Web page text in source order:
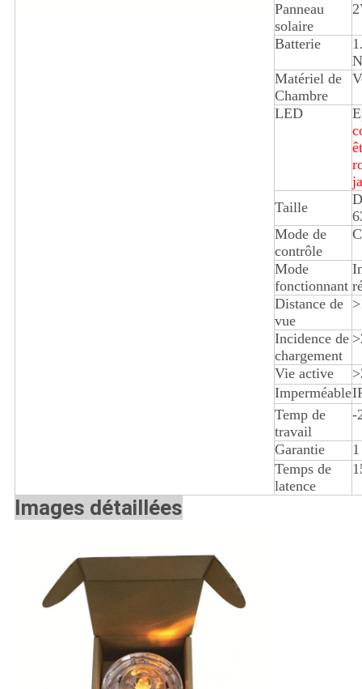
Panneau
solaire
Batterie
Matériel de
Chambre
LED
Taille
Mode de
contrôle
Mode
fonctionnant
Distance de
vue
Incidence de
chargement
Vie active
Imperméable
Temp de
travail
-
Garantie
Temps de
latence
Images détaillées